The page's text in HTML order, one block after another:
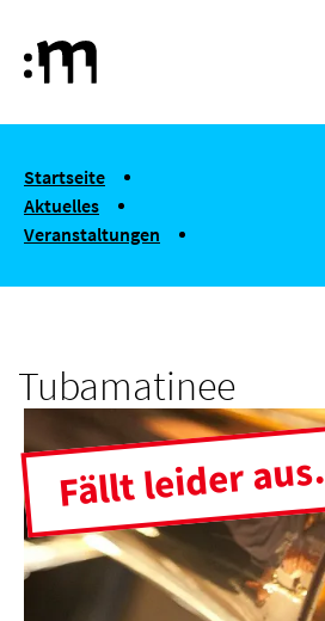
Hochschule für Musik und Tanz Köln
You are here:
Startseite
Aktuelles
Veranstaltungen
Tubamatinee
Tubamatinee
Fällt leider aus.